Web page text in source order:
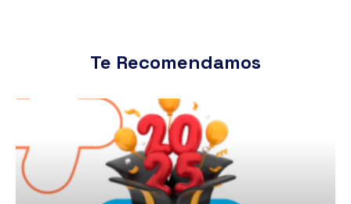
Te Recomendamos